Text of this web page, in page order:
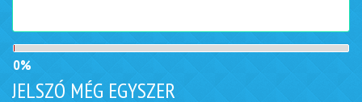
0%
JELSZÓ MÉG EGYSZER